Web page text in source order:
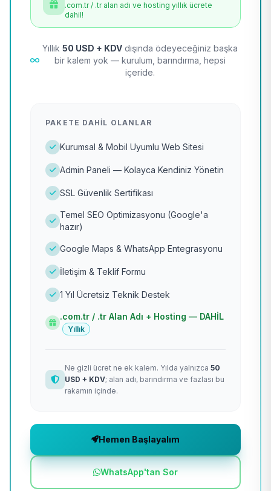
.com.tr / .tr alan adı ve hosting yıllık ücrete
dahil!
Yıllık 50 USD + KDV dışında ödeyeceğiniz başka
bir kalem yok — kurulum, barındırma, hepsi
içeride.
PAKETE DAHIL OLANLAR
Kurumsal & Mobil Uyumlu Web Sitesi
Admin Paneli — Kolayca Kendiniz Yönetin
SSL Güvenlik Sertifikası
Temel SEO Optimizasyonu (Google'a
hazır)
Google Maps & WhatsApp Entegrasyonu
İletişim & Teklif Formu
1 Yıl Ücretsiz Teknik Destek
.com.tr / .tr Alan Adı + Hosting — DAHİL
Yıllık
Ne gizli ücret ne ek kalem. Yılda yalnızca 50
USD + KDV; alan adı, barındırma ve fazlası bu
rakamın içinde.
Hemen Başlayalım
WhatsApp'tan Sor